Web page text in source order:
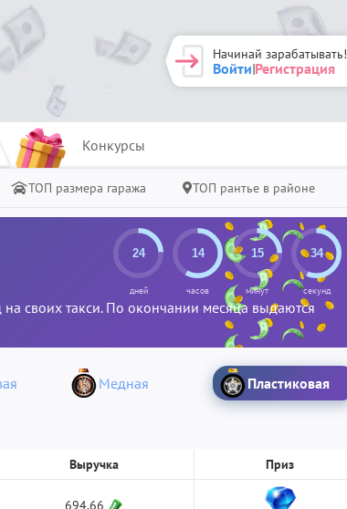
Начинай зарабатывать!
Войти|Регистрация
Конкурсы
ТОП размера гаража ТОП рантье в районе
дней часов минут секунд
своих такси. По окончании месяца выдаются
Медная Пластиковая
Выручка Приз
694.66